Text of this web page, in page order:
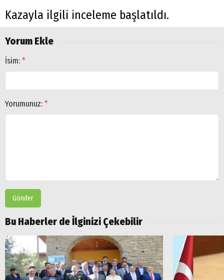
Kazayla ilgili inceleme başlatıldı.
Yorum Ekle
İsim: *
Yorumunuz: *
Gönder
Bu Haberler de İlginizi Çekebilir